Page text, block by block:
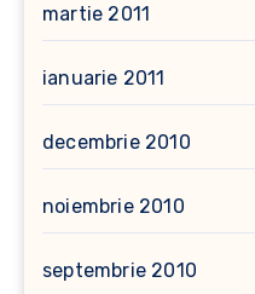
martie 2011
ianuarie 2011
decembrie 2010
noiembrie 2010
septembrie 2010